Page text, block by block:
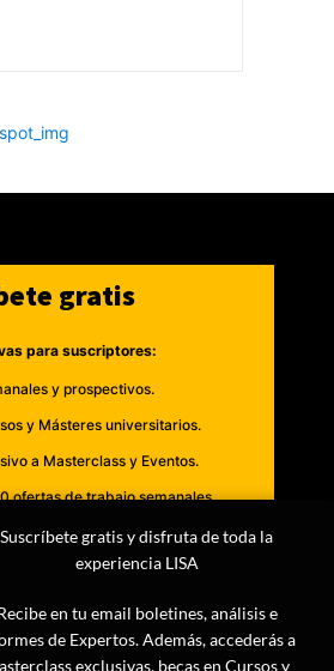
gratis
para suscriptores:
y prospectivos.
y Másteres universitarios.
a Masterclass y Eventos.
ofertas de trabajo semanales.
Comunidad y LISA Challenge.
Suscríbete gratis y disfruta de toda la
experiencia LISA
en tu email boletines, análisis e
de Expertos. Además, accederás a
exclusivas, becas en Cursos y